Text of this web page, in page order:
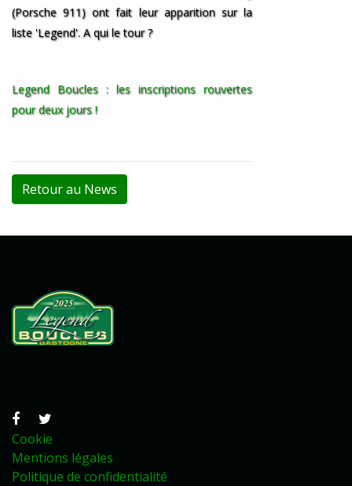
(Porsche 911) ont fait leur apparition sur la
liste 'Legend'. A qui le tour ?
Legend Boucles : les inscriptions rouvertes
pour deux jours !
Retour au News
Cookie
Mentions légales
Politique de confidentialité